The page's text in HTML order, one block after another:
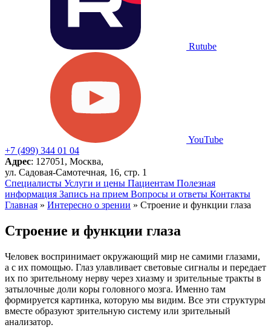
Rutube
YouTube
+7 (499) 344 01 04
Адрес: 127051, Москва,
ул. Садовая-Самотечная, 16, стр. 1
Специалисты Услуги и цены Пациентам Полезная
информация Запись на прием Вопросы и ответы Контакты
Главная » Интересно о зрении » Строение и функции глаза
Строение и функции глаза
Человек воспринимает окружающий мир не самими глазами,
а с их помощью. Глаз улавливает световые сигналы и передает
их по зрительному нерву через хиазму и зрительные тракты в
затылочные доли коры головного мозга. Именно там
формируется картинка, которую мы видим. Все эти структуры
вместе образуют зрительную систему или зрительный
анализатор.